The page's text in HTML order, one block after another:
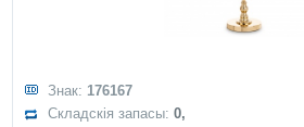
Знак: 176167
Складскія запасы:0,